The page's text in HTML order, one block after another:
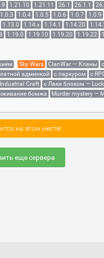
1.21.10 1.21.11 26.1 26.1.1
1.0.3 1.0.4 1.0.5 1.0.6 1.0.7 1.0.9
1.13.0 1.14.x 1.14.1 1.14.20
1.19.0 1.19.10 1.19.20 1.19.22
Sky Wars ClanWar — Кланы
админкой с паркуром с
Industrial Craft с Лаки блоком —
бомжа Murder mystery —
на этом месте!
еще сервера